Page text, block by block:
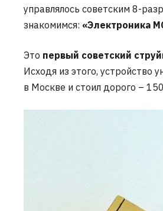
управлялось советским 8-
знакомимся: «Электроника
Это первый советский
Исходя из этого, устройство
в Москве и стоил дорого –